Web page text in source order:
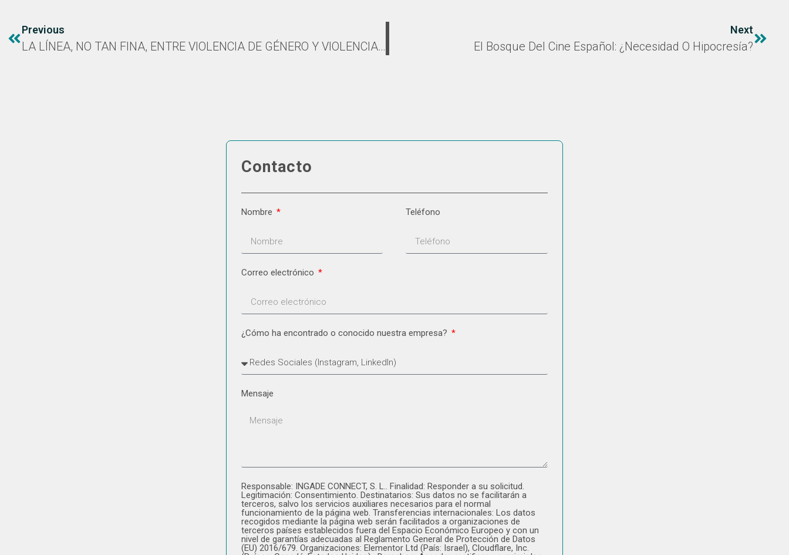
Previous
LA LÍNEA, NO TAN FINA, ENTRE VIOLENCIA DE GÉNERO Y VIOLENCIA DOMÉSTICA.
Next
El Bosque Del Cine Español: ¿necesidad O Hipocresía?
Contacto
Nombre Teléfono
Correo electrónico
¿Cómo ha encontrado o conocido nuestra empresa?
Mensaje
Responsable: INGADE CONNECT, S. L.. Finalidad: Responder a su solicitud.
Legitimación: Consentimiento. Destinatarios: Sus datos no se facilitarán a
terceros, salvo los servicios auxiliares necesarios para el normal
funcionamiento de la página web. Transferencias internacionales: Los datos
recogidos mediante la página web serán facilitados a organizaciones de
terceros países establecidos fuera del Espacio Económico Europeo y con un
nivel de garantías adecuadas al Reglamento General de Protección de Datos
(EU) 2016/679. Organizaciones: Elementor Ltd (País: Israel), Cloudflare, Inc.